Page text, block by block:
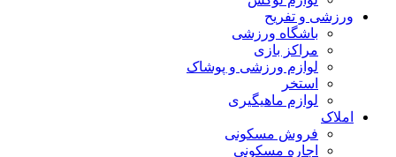
ورزشی و تفریح
باشگاه ورزشی
مراکز بازی
لوازم ورزشی و پوشاک
استخر
لوازم ماهیگیری
املاک
فروش مسکونی
اجاره مسکونی